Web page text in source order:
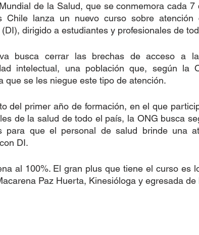
Columnas de Opinión
de la Salud, que se conmemora cada
Chile lanza un nuevo curso sobre atención
dirigido a estudiantes y profesionales de
busca cerrar las brechas de acceso a
intelectual, una población que, según la
que se les niegue este tipo de atención.
del primer año de formación, en el que
de la salud de todo el país, la ONG busca
para que el personal de salud brinde una
DI.
al 100%. El gran plus que tiene el curso es
Paz Huerta, Kinesióloga y egresada